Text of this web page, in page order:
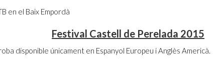
en el Baix Empordà
Festival Castell de Perelada 2015
disponible únicament en Espanyol Europeu i Anglès Americà.